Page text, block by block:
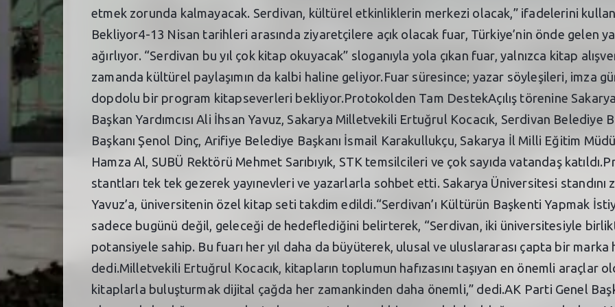
etmek zorunda kalmayacak. Serdivan, kültürel etkinliklerin merkezi olacak,” ifadelerini
Bekliyor4-13 Nisan tarihleri arasında ziyaretçilere açık olacak fuar, Türkiye’nin önde gelen
ağırlıyor. “Serdivan bu yıl çok kitap okuyacak” sloganıyla yola çıkan fuar, yalnızca kitap
zamanda kültürel paylaşımın da kalbi haline geliyor.Fuar süresince; yazar söyleşileri, imza
dopdolu bir program kitapseverleri bekliyor.Protokolden Tam DestekAçılış törenine
Başkan Yardımcısı Ali İhsan Yavuz, Sakarya Milletvekili Ertuğrul Kocacık, Serdivan Belediye
Başkanı Şenol Dinç, Arifiye Belediye Başkanı İsmail Karakullukçu, Sakarya İl Milli Eğitim
Hamza Al, SUBÜ Rektörü Mehmet Sarıbıyık, STK temsilcileri ve çok sayıda vatandaş
stantları tek tek gezerek yayınevleri ve yazarlarla sohbet etti. Sakarya Üniversitesi
Yavuz’a, üniversitenin özel kitap seti takdim edildi.“Serdivan’ı Kültürün Başkenti Yapmak
sadece bugünü değil, geleceği de hedeflediğini belirterek, “Serdivan, iki üniversitesiyle
potansiyele sahip. Bu fuarı her yıl daha da büyüterek, ulusal ve uluslararası çapta bir marka
dedi.Milletvekili Ertuğrul Kocacık, kitapların toplumun hafızasını taşıyan en önemli araçlar
kitaplarla buluşturmak dijital çağda her zamankinden daha önemli,” dedi.AK Parti Genel